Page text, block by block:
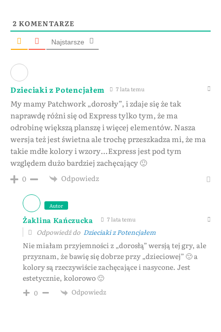
2 KOMENTARZE
Najstarsze
Dzieciaki z Potencjałem 7 lata temu
My mamy Patchwork „dorosły”, i zdaje się że tak
naprawdę różni się od Express tylko tym, że ma
odrobinę większą planszę i więcej elementów. Nasza
wersja też jest świetna ale trochę przeszkadza mi, że ma
takie mdłe kolory i wzory…Express jest pod tym
względem dużo bardziej zachęcający 🙂
0 Odpowiedz
Autor
Żaklina Kańczucka 7 lata temu
Odpowiedź do Dzieciaki z Potencjałem
Nie miałam przyjemności z „dorosłą” wersją tej gry, ale
przyznam, że bawię się dobrze przy „dzieciowej” 🙂 a
kolory są rzeczywiście zachęcające i nasycone. Jest
estetycznie, kolorowo 🙂
0 Odpowiedz